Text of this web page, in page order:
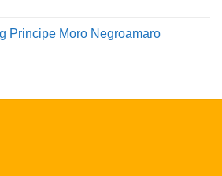
Principe Moro Negroamaro